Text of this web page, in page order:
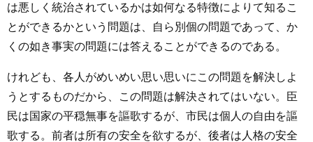
は悪しく統治されているかは如何なる特徴によりて知るこ
とができるかという問題は、自ら別個の問題であって、か
くの如き事実の問題には答えることができるのである。
けれども、各人がめいめい思い思いにこの問題を解決しよ
うとするものだから、この問題は解決されてはいない。臣
民は国家の平穏無事を謳歌するが、市民は個人の自由を謳
歌する。前者は所有の安全を欲するが、後者は人格の安全